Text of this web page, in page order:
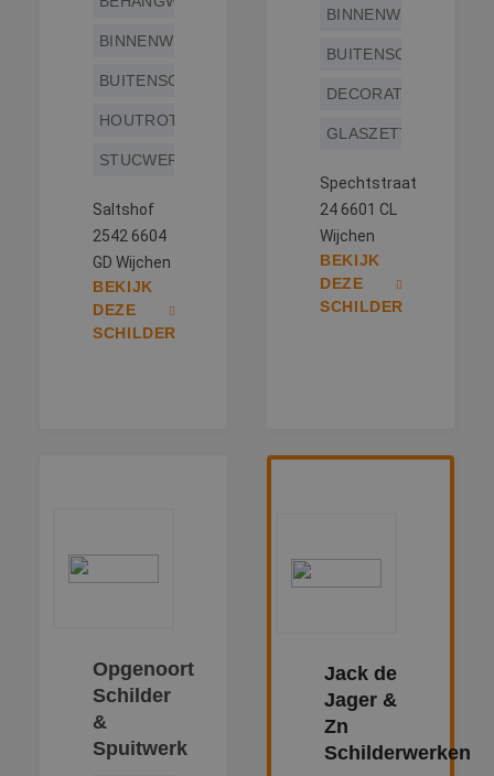
BINNENWERK
BUITENSCHILDERWERK
HOUTROTREPARATIE
STUCWERK
Saltshof
2542 6604
GD Wijchen
BEKIJK
DEZE
SCHILDER
BINNENWERK
GLASZETTEN
Spechtstraat
24 6601 CL
Wijchen
BEKIJK
DEZE
SCHILDER
Opgenoort
Schilder
&
Spuitwerk
Jack de
Jager &
Zn
Schilderwerken